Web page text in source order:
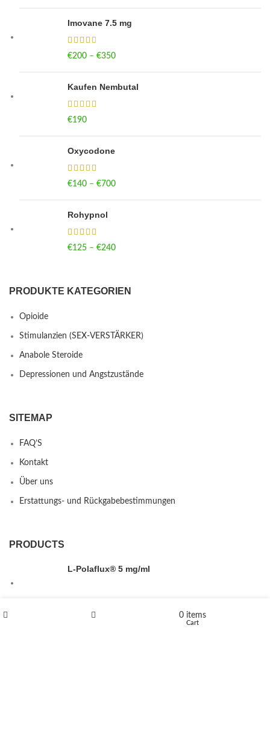
Imovane 7.5 mg
€200 – €350
Kaufen Nembutal
€190
Oxycodone
€140 – €700
Rohypnol
€125 – €240
PRODUKTE KATEGORIEN
Opioide
Stimulanzien (SEX-VERSTÄRKER)
Anabole Steroide
Depressionen und Angstzustände
SITEMAP
FAQ’S
Kontakt
Über uns
Erstattungs- und Rückgabebestimmungen
PRODUCTS
L-Polaflux® 5 mg/ml
Levomethadone L-Poladdict 20 mg 98 Tab
0 items
Cart